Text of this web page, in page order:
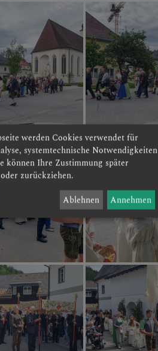
werden Cookies verwendet für
systemtechnische Notwendigkeiten
können Ihre Zustimmung später
zurückziehen.
Ablehnen Annehmen